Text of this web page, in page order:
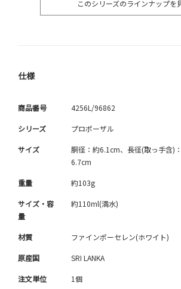
このシリーズのラインナップを
仕様
商品番号 4256L/96862
シリーズ プロポーザル
サイズ
胴径：約6.1cm、長径(取っ手含)
6.7cm
重量 約103g
サイズ・容
量
約110ml(満水)
材質 ファインポーセレン(ホワイト)
原産国 SRI LANKA
注文単位 1個